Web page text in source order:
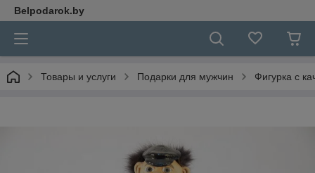
Belpodarok.by
Товары и услуги Подарки для мужчин Фигурка с